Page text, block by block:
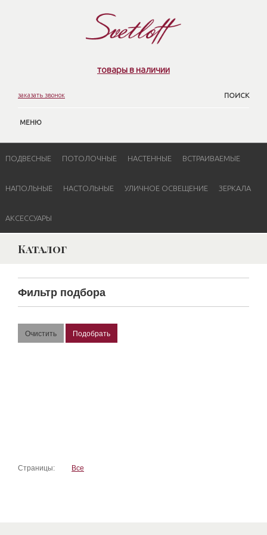
товары в наличии
заказать звонок ПОИСК
МЕНЮ
ПОДВЕСНЫЕ ПОТОЛОЧНЫЕ НАСТЕННЫЕ ВСТРАИВАЕМЫЕ
НАПОЛЬНЫЕ НАСТОЛЬНЫЕ УЛИЧНОЕ ОСВЕЩЕНИЕ ЗЕРКАЛА
АКСЕССУАРЫ
Каталог
Фильтр подбора
Страницы: Все